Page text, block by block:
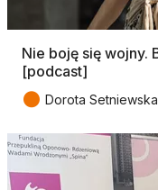
Nie boję się wojny.
[podcast]
● Dorota